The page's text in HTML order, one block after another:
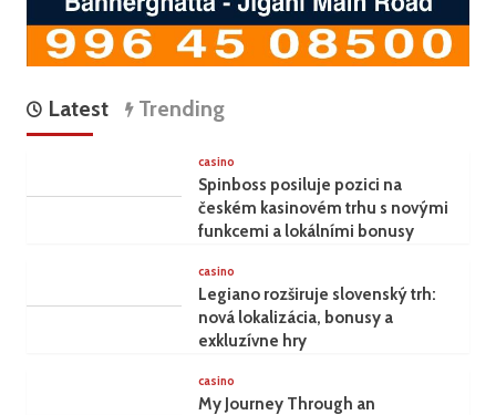
Latest Trending
casino
Spinboss posiluje pozici na
českém kasinovém trhu s novými
funkcemi a lokálními bonusy
casino
Legiano rozširuje slovenský trh:
nová lokalizácia, bonusy a
exkluzívne hry
casino
My Journey Through an